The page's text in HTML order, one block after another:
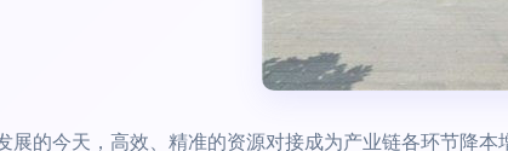
展的今天，高效、精准的资源对接成为产业链各环节降